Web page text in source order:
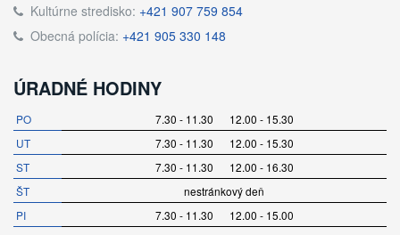
Kultúrne stredisko: +421 907 759 854
Obecná polícia: +421 905 330 148
ÚRADNÉ HODINY
PO
7.30 - 11.30 12.00 - 15.30
UT
7.30 - 11.30 12.00 - 15.30
ST
7.30 - 11.30 12.00 - 16.30
ŠT
nestránkový deň
PI
7.30 - 11.30 12.00 - 15.00